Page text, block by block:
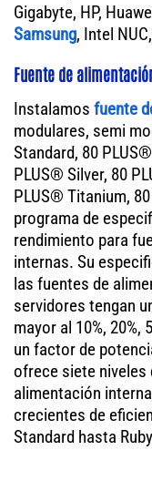
Gigabyte, HP,
Samsung, Intel
Fuente de
Instalamos fuente
modulares, semi
Standard, 80
PLUS® Silver, 80
PLUS® Titanium,
programa de
rendimiento para
internas. Su
las fuentes de
servidores tengan
mayor al 10%, 20%,
un factor de
ofrece siete
alimentación
crecientes de
Standard hasta